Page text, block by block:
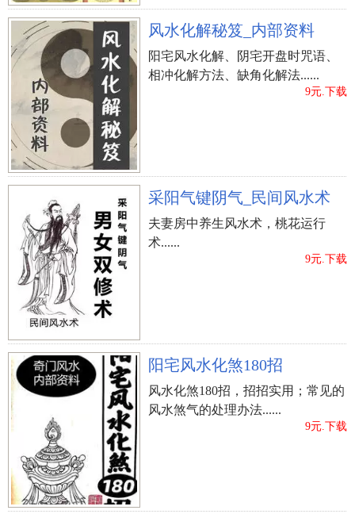
房最重要的是书桌。书桌后面要有靠山，左边有大
书柜作为青龙;右边有矮书柜作为白虎;前面要宽阔，
有适当的空间。这样工作起来，才会得心应手。 卫
生间篇 很多人认为卫生间风水很难打造，所以在装
修时也就不管它了，想着小小的卫生间也不必大动
干戈。这想法当然是错误的，因为卫生间风水不
好，会让全家人的健康都受到影响哦。 方位 卫生间
的方位决定的了房屋的格局，所以，基本上选定了
方位是很难再改动的。小编建议大家，最简单的设
计方式就是把卫生间放在家中的凶位上，比如西南
方，正西方等等。这样就可以放心的利用卫生间来
化解室内的煞气了，但是要保证卫生间下水道的通
畅。 颜色 有了方位，就要确定装修风格和颜色了，
从风水上来说，颜色当然是根据自己的命理来选择
最好，但是如果不懂的话，一般就是以白色和蓝色
为宜。因为白色代表着金，而金生水，有利运势。
而蓝色五行属水，自然与卫生间的五行相合。但
是，同时也要注意，如果是自己命中忌水的话，这
种大众的装修风水就不适用了哦。 器具 卫生间中最
重要的器具就是马桶，浴缸，洗手盆。一般安装的
顺序是洗手盆最靠近门，马桶在门的内侧墙壁，而
浴缸在洗手盆里面的角落中。当然，如果是洗手间
比较大，那安装起来就容易些了。但是要注意，马
风水化解秘笈_内部资料
阳宅风水化解、阴宅开盘时咒语、
相冲化解方法、缺角化解法......
9元.下载
采阳气键阴气_民间风水术
夫妻房中养生风水术，桃花运行
术......
9元.下载
阳宅风水化煞180招
风水化煞180招，招招实用；常见的
风水煞气的处理办法......
9元.下载